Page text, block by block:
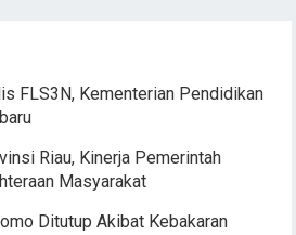
FLS3N, Kementerian Pendidikan
Riau, Kinerja Pemerintah
Masyarakat
Ditutup Akibat Kebakaran